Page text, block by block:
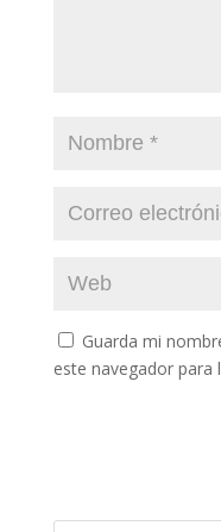
Guarda mi
este navegador para